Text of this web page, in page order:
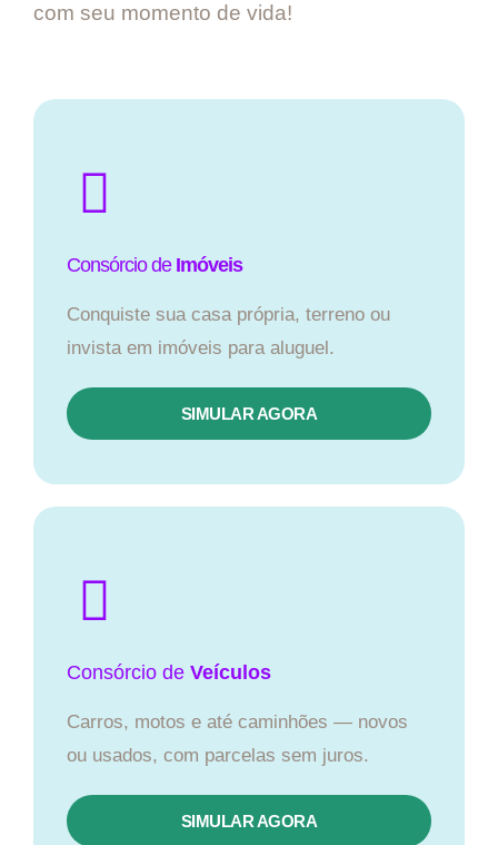
com seu momento de vida!
Consórcio de Imóveis
Conquiste sua casa própria, terreno ou
invista em imóveis para aluguel.
SIMULAR AGORA​
Consórcio de Veículos
Carros, motos e até caminhões — novos
ou usados, com parcelas sem juros.
SIMULAR AGORA